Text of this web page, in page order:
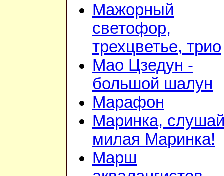
Мажорный
светофор,
трехцветье, трио
Мао Цзедун -
большой шалун
Марафон
Маринка,
милая Маринка!
Марш